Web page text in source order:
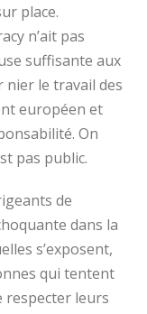
place.
n’ait pas
suffisante aux
nier le travail des
européen et
On
pas public.
de
dans la
s’exposent,
qui tentent
respecter leurs